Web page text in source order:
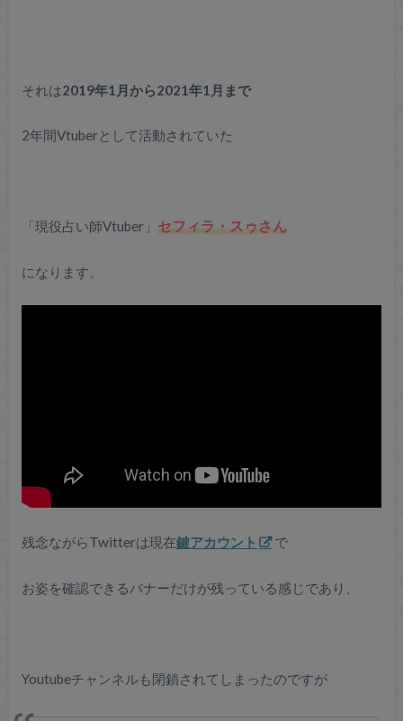
それは2019年1月から2021年1月まで
2年間Vtuberとして活動されていた
「現役占い師Vtuber」 セフィラ・スゥさん
になります。
残念ながらTwitterは現在鍵アカウント で
お姿を確認できるバナーだけが残っている感じであり、
Youtubeチャンネルも閉鎖されてしまったのですが